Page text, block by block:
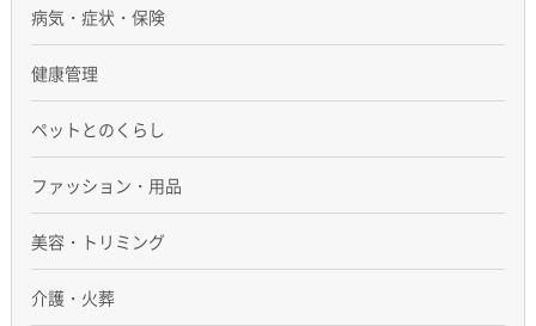
病気・症状・保険
健康管理
ペットとのくらし
ファッション・用品
美容・トリミング
介護・火葬